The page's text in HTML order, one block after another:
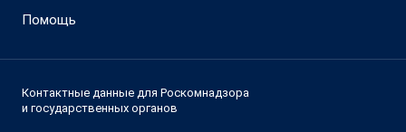
Помощь
Контактные данные для Роскомнадзора
и государственных органов